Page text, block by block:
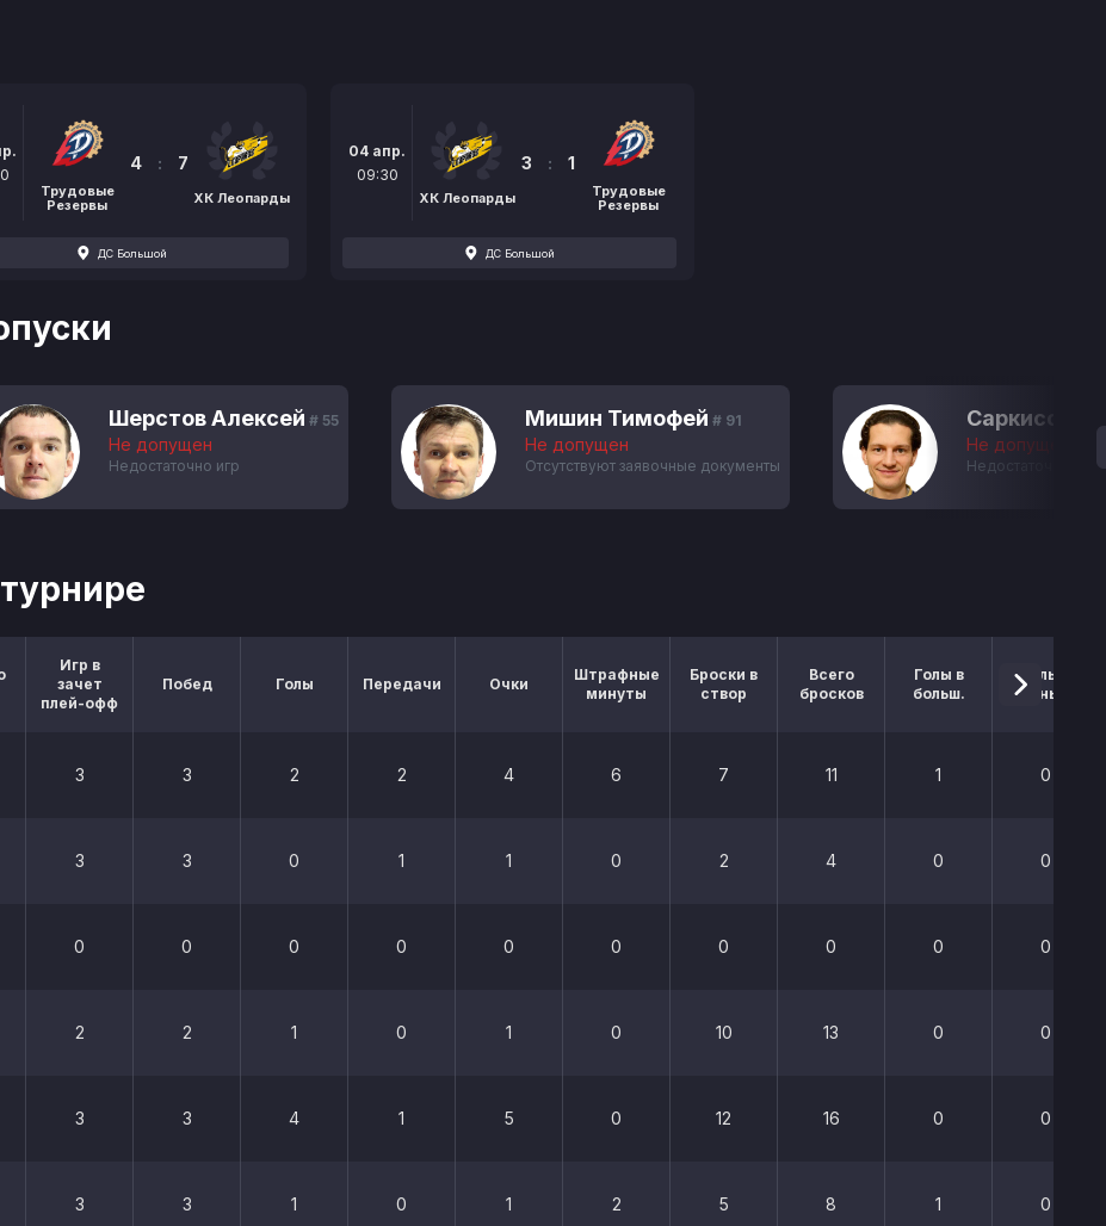
Трудовые
Резервы
4 : 7
ХК Леопарды
ДС Большой
04 апр.
09:30
ХК Леопарды
3 : 1
Трудовые
Резервы
ДС Большой
Шерстов Алексей # 55
Не допущен
Недостаточно игр
Мишин Тимофей # 91
Не допущен
Отсутствуют заявочные документы
Саркисов
Не допущен
Недостаточно игр
Игр в
зачет
плей-офф
Побед Голы Передачи Очки
Штрафные
минуты
Броски в
створ
Всего
бросков
Голы в
больш.
Голы в
меньш.
3 3 2 2 4 6 7 11 1 0
3 3 0 1 1 0 2 4 0 0
0 0 0 0 0 0 0 0 0 0
2 2 1 0 1 0 10 13 0 0
3 3 4 1 5 0 12 16 0 0
3 3 1 0 1 2 5 8 1 0